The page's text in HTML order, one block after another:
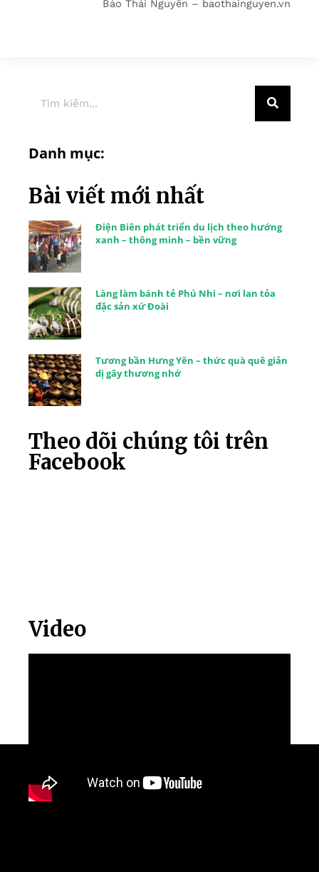
Báo Thái Nguyên – baothainguyen.vn
Danh mục:
Bài viết mới nhất
Điện Biên phát triển du lịch theo hướng
xanh – thông minh – bền vững
Làng làm bánh tẻ Phú Nhi – nơi lan tỏa
đặc sản xứ Đoài
Tương bần Hưng Yên – thức quà quê giản
dị gây thương nhớ
Theo dõi chúng tôi trên
Facebook
Video